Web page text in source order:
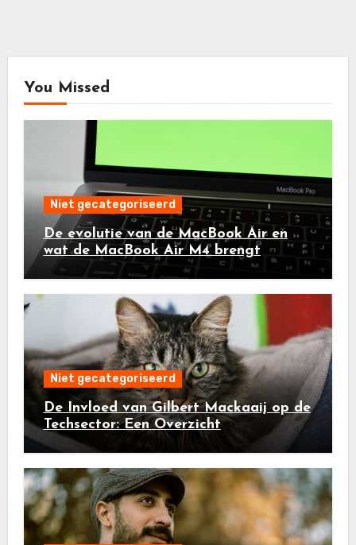
You Missed
Niet gecategoriseerd
De evolutie van de MacBook Air en
wat de MacBook Air M4 brengt
Niet gecategoriseerd
De Invloed van Gilbert Mackaaij op de
Techsector: Een Overzicht